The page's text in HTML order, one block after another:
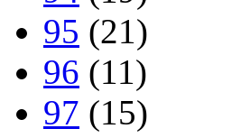
95 (21)
96 (11)
97 (15)